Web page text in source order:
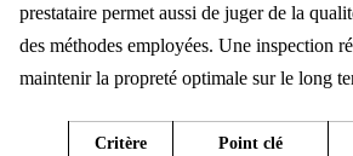
prestataire permet aussi de juger de la
des méthodes employées. Une inspection
maintenir la propreté optimale sur le long
Critère Point clé